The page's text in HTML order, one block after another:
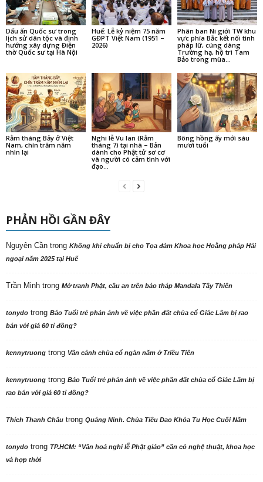
Dấu ấn Quốc sư trong
lịch sử dân tộc và định
hướng xây dựng Điện
thờ Quốc sư tại Hà Nội
Huế: Lễ kỷ niệm 75 năm
GĐPT Việt Nam (1951 –
2026)
Phân ban Ni giới TW khu
vực phía Bắc kết nối tình
pháp lữ, cúng dàng
Trường hạ, hộ trì Tam
Bảo trong mùa...
Rằm tháng Bảy ở Việt
Nam, chín trăm năm
nhìn lại
Nghi lễ Vu lan (Rằm
tháng 7) tại nhà – Bản
dành cho Phật tử sơ cơ
và người có cảm tình với
đạo...
Bông hồng ấy mới sáu
mươi tuổi
PHẢN HỒI GẦN ĐÂY
Nguyên Cần trong Không khí chuẩn bị cho Tọa đàm Khoa học Hoằng pháp Hải
ngoại năm 2025 tại Huế
Trần Minh trong Mở tranh Phật, cầu an trên bảo tháp Mandala Tây Thiên
tonydo trong Báo Tuổi trẻ phản ảnh về việc phần đất chùa cổ Giác Lâm bị rao
bán với giá 60 tỉ đồng?
kennytruong trong Vãn cảnh chùa cổ ngàn năm ở Triều Tiên
kennytruong trong Báo Tuổi trẻ phản ảnh về việc phần đất chùa cổ Giác Lâm bị
rao bán với giá 60 tỉ đồng?
Thích Thanh Châu trong Quảng Ninh. Chùa Tiêu Dao Khóa Tu Học Cuối Năm
tonydo trong TP.HCM: “Văn hoá nghi lễ Phật giáo” cần có nghệ thuật, khoa học
và hợp thời